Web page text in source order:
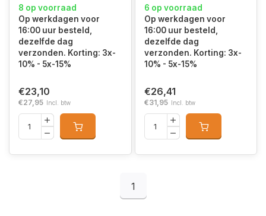
8 op voorraad
Op werkdagen voor
16:00 uur besteld,
dezelfde dag
verzonden. Korting: 3x-
10% - 5x-15%
€23,10
€27,95 Incl. btw
6 op voorraad
Op werkdagen voor
16:00 uur besteld,
dezelfde dag
verzonden. Korting: 3x-
10% - 5x-15%
€26,41
€31,95 Incl. btw
1